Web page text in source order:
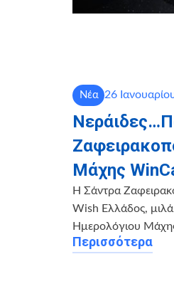
Νέα 26
Μάχης
Η Σάντρα
Wish Ελλάδος,
Ημερολόγιου
Περισσότερα